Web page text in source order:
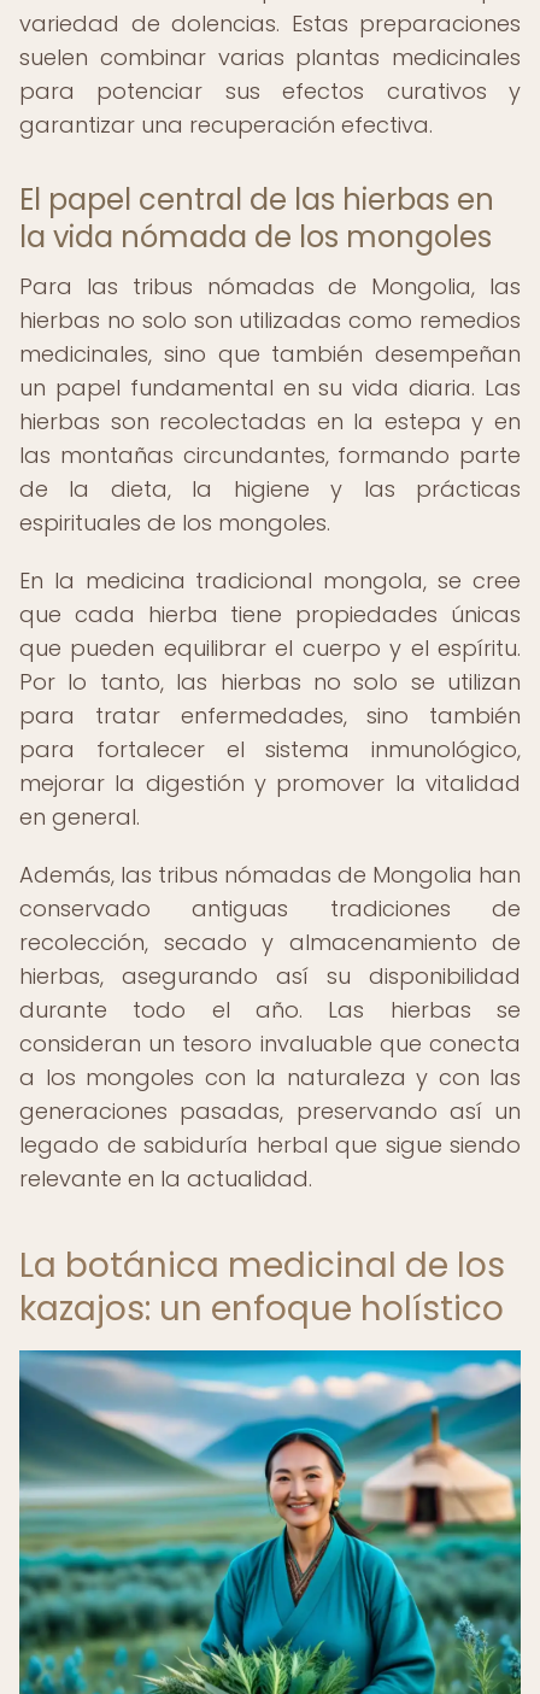
variedad de dolencias. Estas preparaciones
suelen combinar varias plantas medicinales
para potenciar sus efectos curativos y
garantizar una recuperación efectiva.
El papel central de las hierbas en
la vida nómada de los mongoles
Para las tribus nómadas de Mongolia, las
hierbas no solo son utilizadas como remedios
medicinales, sino que también desempeñan
un papel fundamental en su vida diaria. Las
hierbas son recolectadas en la estepa y en
las montañas circundantes, formando parte
de la dieta, la higiene y las prácticas
espirituales de los mongoles.
En la medicina tradicional mongola, se cree
que cada hierba tiene propiedades únicas
que pueden equilibrar el cuerpo y el espíritu.
Por lo tanto, las hierbas no solo se utilizan
para tratar enfermedades, sino también
para fortalecer el sistema inmunológico,
mejorar la digestión y promover la vitalidad
en general.
Además, las tribus nómadas de Mongolia han
conservado antiguas tradiciones de
recolección, secado y almacenamiento de
hierbas, asegurando así su disponibilidad
durante todo el año. Las hierbas se
consideran un tesoro invaluable que conecta
a los mongoles con la naturaleza y con las
generaciones pasadas, preservando así un
legado de sabiduría herbal que sigue siendo
relevante en la actualidad.
La botánica medicinal de los
kazajos: un enfoque holístico